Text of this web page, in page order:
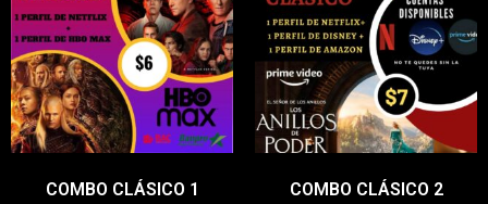
COMBO CLÁSICO 1 COMBO CLÁSICO 2